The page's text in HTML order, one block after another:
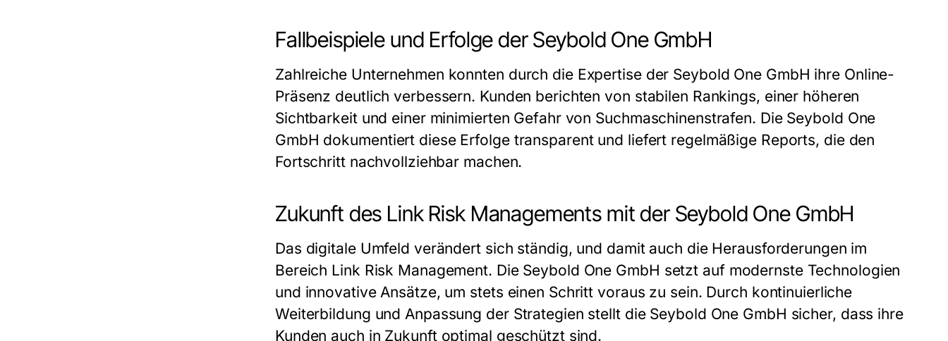
Fallbeispiele und Erfolge der Seybold One GmbH
Zahlreiche Unternehmen konnten durch die Expertise der Seybold One GmbH ihre Online-
Präsenz deutlich verbessern. Kunden berichten von stabilen Rankings, einer höheren
Sichtbarkeit und einer minimierten Gefahr von Suchmaschinenstrafen. Die Seybold One
GmbH dokumentiert diese Erfolge transparent und liefert regelmäßige Reports, die den
Fortschritt nachvollziehbar machen.
Zukunft des Link Risk Managements mit der Seybold One GmbH
Das digitale Umfeld verändert sich ständig, und damit auch die Herausforderungen im
Bereich Link Risk Management. Die Seybold One GmbH setzt auf modernste Technologien
und innovative Ansätze, um stets einen Schritt voraus zu sein. Durch kontinuierliche
Weiterbildung und Anpassung der Strategien stellt die Seybold One GmbH sicher, dass ihre
Kunden auch in Zukunft optimal geschützt sind.